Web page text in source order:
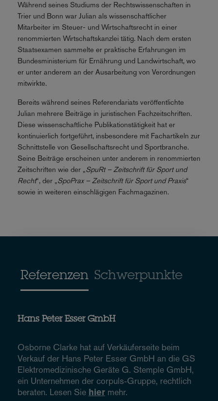
Während seines Studiums der Rechtswissenschaften in
Trier und Bonn war Julian als wissenschaftlicher
Mitarbeiter im Steuer- und Wirtschaftsrecht in einer
renommierten Wirtschaftskanzlei tätig. Nach dem ersten
Staatsexamen sammelte er praktische Erfahrungen im
Bundesministerium für Ernährung und Landwirtschaft, wo
er unter anderem an der Ausarbeitung von Verordnungen
mitwirkte.
Bereits während seines Referendariats veröffentlichte
Julian mehrere Beiträge in juristischen Fachzeitschriften.
Diese wissenschaftliche Publikationstätigkeit hat er
kontinuierlich fortgeführt, insbesondere mit Fachartikeln zur
Schnittstelle von Gesellschaftsrecht und Sportbranche.
Seine Beiträge erscheinen unter anderem in renommierten
Zeitschriften wie der „SpuRt – Zeitschrift für Sport und
Recht“, der „SpoPrax – Zeitschrift für Sport und Praxis“
sowie in weiteren einschlägigen Fachmagazinen.
Referenzen Schwerpunkte
Hans Peter Esser GmbH
Osborne Clarke hat auf Verkäuferseite beim
Verkauf der Hans Peter Esser GmbH an die GS
Elektromedizinische Geräte G. Stemple GmbH,
ein Unternehmen der corpuls‑Gruppe, rechtlich
beraten. Lesen Sie hiermehr.